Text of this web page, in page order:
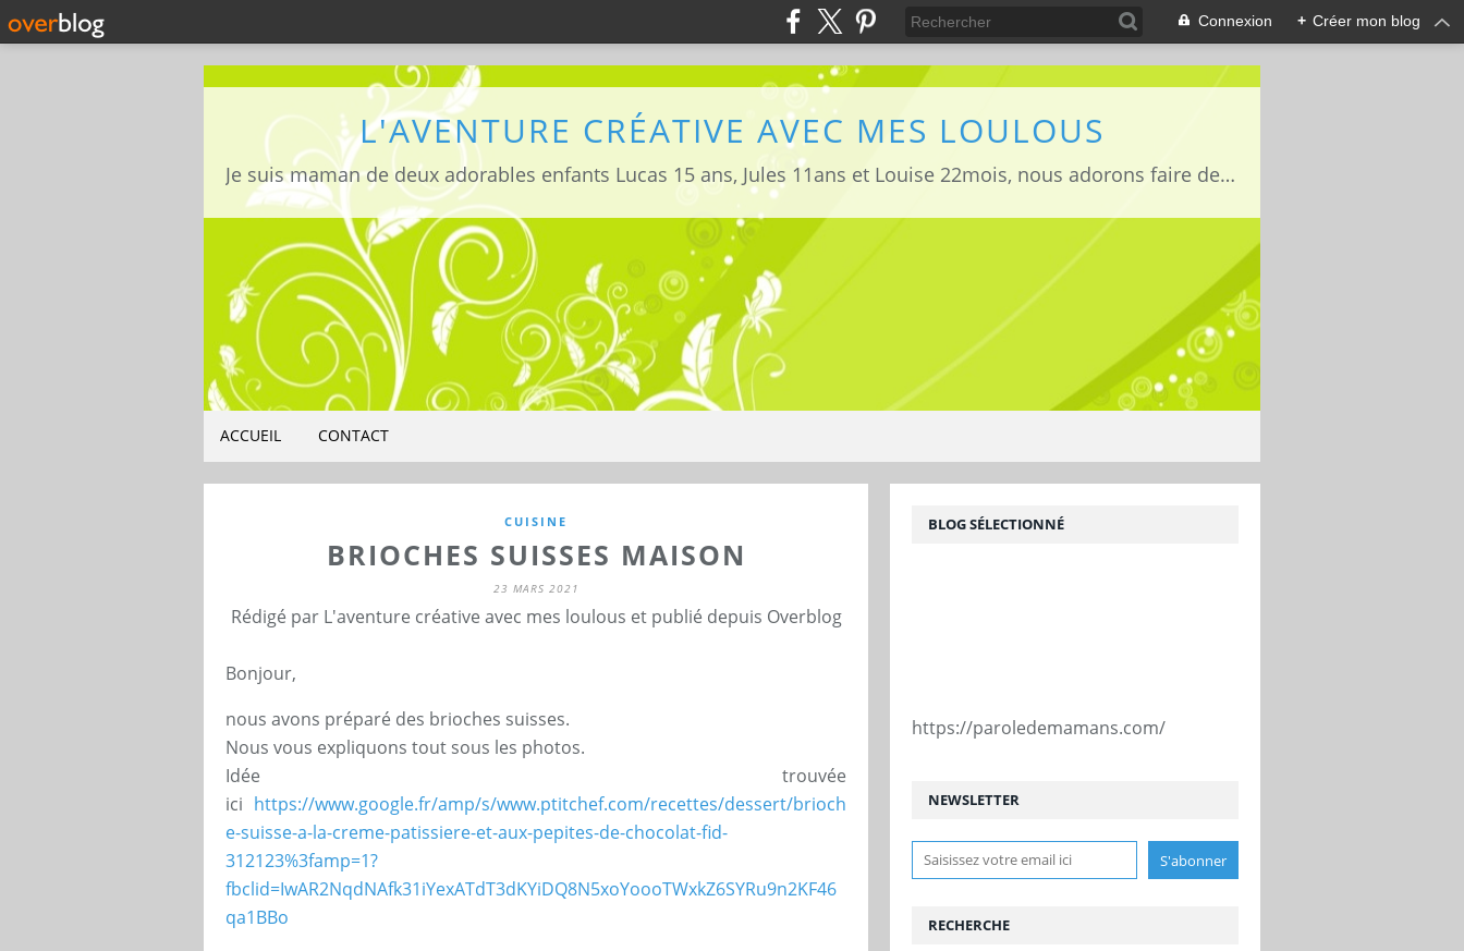
Connexion + Créer mon blog
L'AVENTURE CRÉATIVE AVEC MES LOULOUS
Je suis maman de deux adorables enfants Lucas 15 ans, Jules 11ans et Louise 22mois, nous adorons faire des activités manuelles, des expériences et de la cuisine que nous vous partageons avec grand plaisir ;)
ACCUEIL CONTACT
CUISINE
BRIOCHES SUISSES MAISON
23 MARS 2021
Rédigé par L'aventure créative avec mes loulous et publié depuis Overblog
Bonjour,
nous avons préparé des brioches suisses.
Nous vous expliquons tout sous les photos.
Idée trouvée
ici https://www.google.fr/amp/s/www.ptitchef.com/recettes/dessert/brioch
e-suisse-a-la-creme-patissiere-et-aux-pepites-de-chocolat-fid-
312123%3famp=1?
fbclid=IwAR2NqdNAfk31iYexATdT3dKYiDQ8N5xoYoooTWxkZ6SYRu9n2KF46
qa1BBo
NEWSLETTER
RECHERCHE
BLOG SÉLECTIONNÉ
https://paroledemamans.com/